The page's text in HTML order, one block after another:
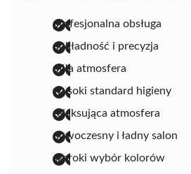
profesjonalna obsługa
dokładność i precyzja
miła atmosfera
wysoki standard higieny
relaksująca atmosfera
nowoczesny i ładny salon
szeroki wybór kolorów